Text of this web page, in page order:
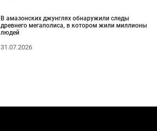
В амазонских джунглях обнаружили следы
древнего мегаполиса, в котором жили миллионы
людей
31.07.2026